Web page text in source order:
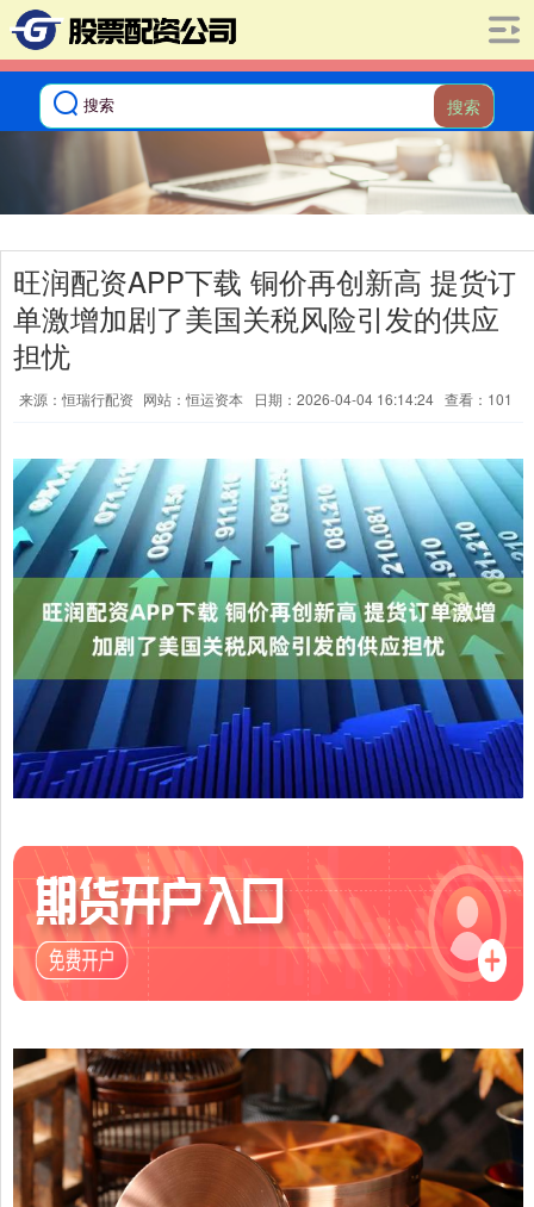
搜索
旺润配资APP下载 铜价再创新高 提货订
单激增加剧了美国关税风险引发的供应
担忧
来源：恒瑞行配资 网站：恒运资本 日期：2026-04-04 16:14:24 查看：101